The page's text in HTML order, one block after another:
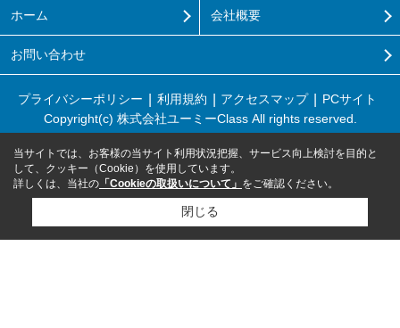
ホーム 会社概要
お問い合わせ
プライバシーポリシー 利用規約 アクセスマップ
PCサイト
Copyright(c) 株式会社ユーミーClass All rights reserved.
当サイトでは、お客様の当サイト利用状況把握、サービス向上検討を目的と
して、クッキー（Cookie）を使用しています。
詳しくは、当社の 「Cookieの取扱いについて」 をご確認ください。
閉じる